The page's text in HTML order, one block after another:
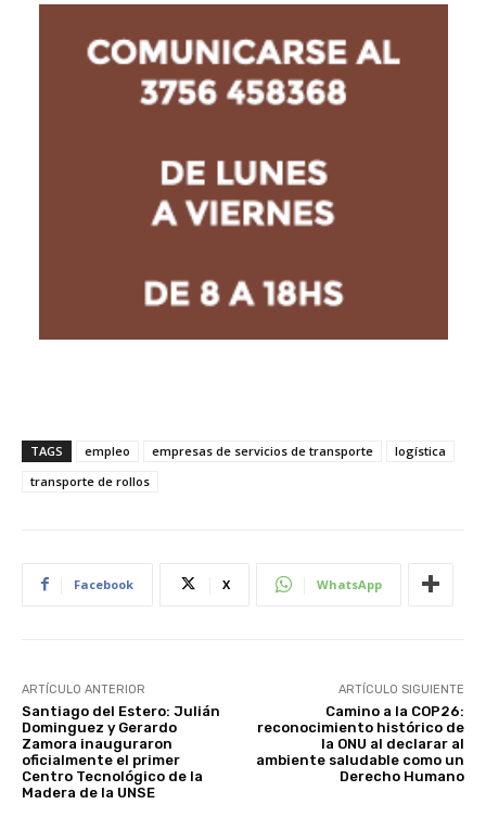
TAGS empleo empresas de servicios de transporte
logística
transporte de rollos
Facebook X WhatsApp
ARTÍCULO ANTERIOR
Santiago del Estero: Julián
Dominguez y Gerardo
Zamora inauguraron
oficialmente el primer
Centro Tecnológico de la
Madera de la UNSE
ARTÍCULO SIGUIENTE
Camino a la COP26:
reconocimiento histórico de
la ONU al declarar al
ambiente saludable como un
Derecho Humano